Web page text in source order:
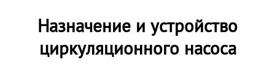
Назначение и устройство
циркуляционного насоса